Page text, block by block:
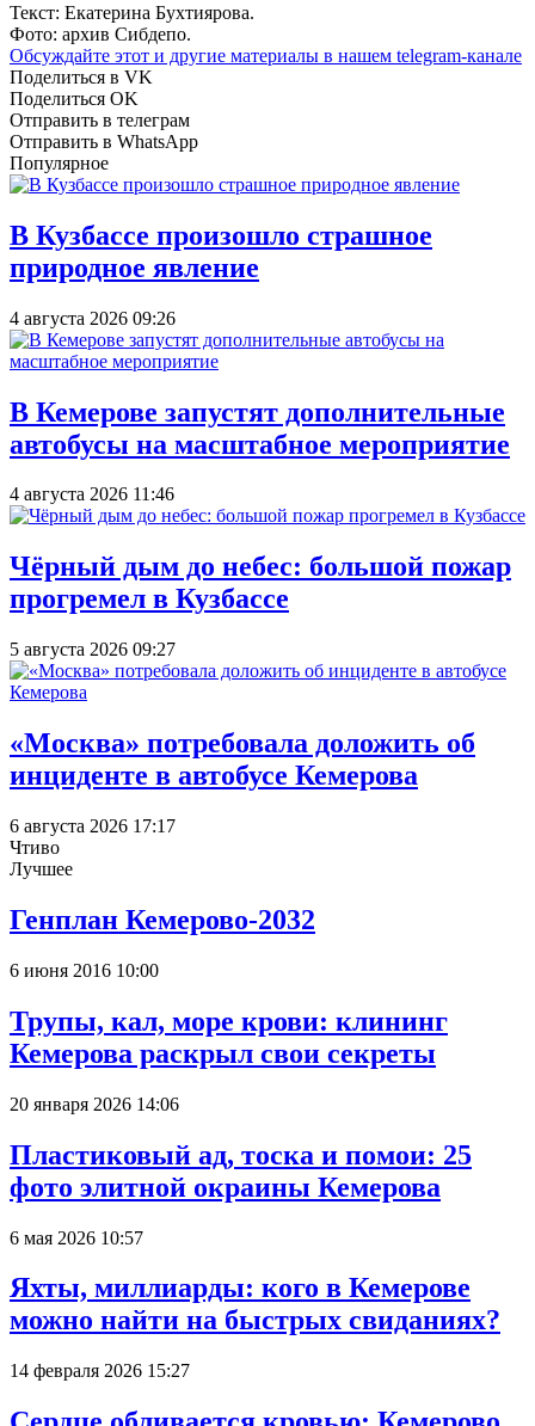
Текст: Екатерина Бухтиярова.
Фото: архив Сибдепо.
Обсуждайте этот и другие материалы в нашем telegram-канале
Поделиться в VK
Поделиться OK
Отправить в телеграм
Отправить в WhatsApp
Популярное
В Кузбассе произошло страшное
природное явление
4 августа 2026 09:26
В Кемерове запустят дополнительные
автобусы на масштабное мероприятие
4 августа 2026 11:46
Чёрный дым до небес: большой пожар
прогремел в Кузбассе
5 августа 2026 09:27
«Москва» потребовала доложить об
инциденте в автобусе Кемерова
6 августа 2026 17:17
Чтиво
Лучшее
Генплан Кемерово-2032
6 июня 2016 10:00
Трупы, кал, море крови: клининг
Кемерова раскрыл свои секреты
20 января 2026 14:06
Пластиковый ад, тоска и помои: 25
фото элитной окраины Кемерова
6 мая 2026 10:57
Яхты, миллиарды: кого в Кемерове
можно найти на быстрых свиданиях?
14 февраля 2026 15:27